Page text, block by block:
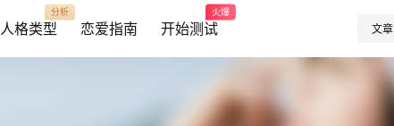
人格类型
分析
恋爱指南 开始测试
火爆
文章